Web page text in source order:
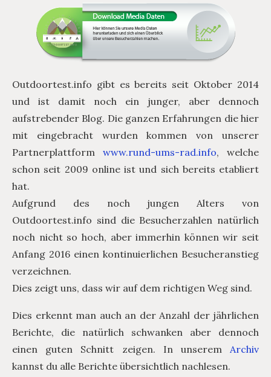
Outdoortest.info gibt es bereits seit Oktober 2014
und ist damit noch ein junger, aber dennoch
aufstrebender Blog. Die ganzen Erfahrungen die hier
mit eingebracht wurden kommen von unserer
Partnerplattform www.rund-ums-rad.info, welche
schon seit 2009 online ist und sich bereits etabliert
hat.
Aufgrund des noch jungen Alters von
Outdoortest.info sind die Besucherzahlen natürlich
noch nicht so hoch, aber immerhin können wir seit
Anfang 2016 einen kontinuierlichen Besucheranstieg
verzeichnen.
Dies zeigt uns, dass wir auf dem richtigen Weg sind.
Dies erkennt man auch an der Anzahl der jährlichen
Berichte, die natürlich schwanken aber dennoch
einen guten Schnitt zeigen. In unserem Archiv
kannst du alle Berichte übersichtlich nachlesen.